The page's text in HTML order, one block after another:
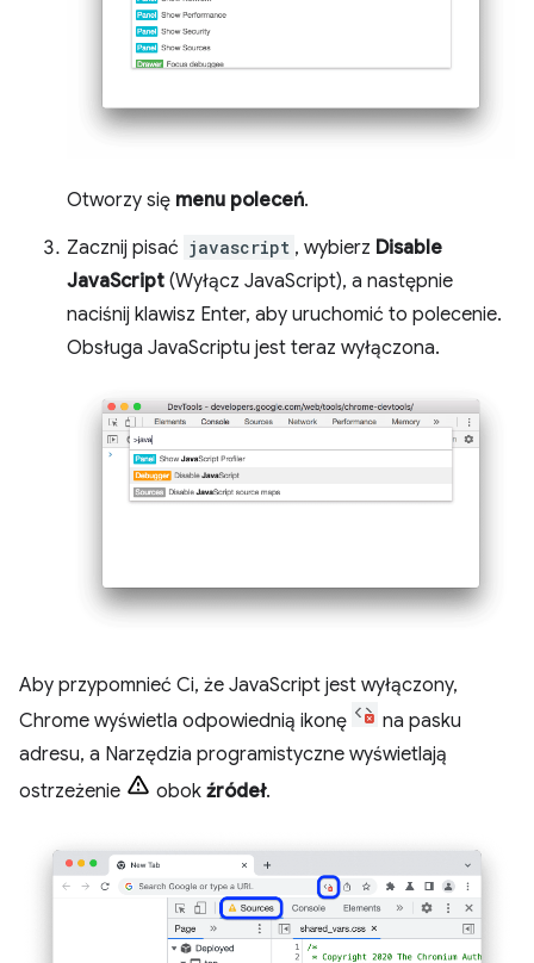
Otworzy się menu poleceń.
Zacznij pisać javascript , wybierz Disable
JavaScript (Wyłącz JavaScript), a następnie
naciśnij klawisz Enter, aby uruchomić to polecenie.
Obsługa JavaScriptu jest teraz wyłączona.
Aby przypomnieć Ci, że JavaScript jest wyłączony,
Chrome wyświetla odpowiednią ikonę
na pasku
adresu, a Narzędzia programistyczne wyświetlają
ostrzeżenie
obok źródeł.